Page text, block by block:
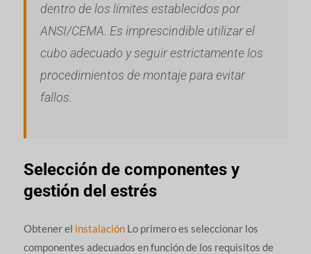
dentro de los límites establecidos por
ANSI/CEMA. Es imprescindible utilizar el
cubo adecuado y seguir estrictamente los
procedimientos de montaje para evitar
fallos.
Selección de componentes y
gestión del estrés
Obtener el instalaciónLo primero es seleccionar los
componentes adecuados en función de los requisitos de